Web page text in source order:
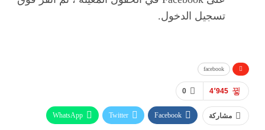
تسجيل الدخول.
facebook
0 4٬945
مشاركة Facebook
Twitter
WhatsApp